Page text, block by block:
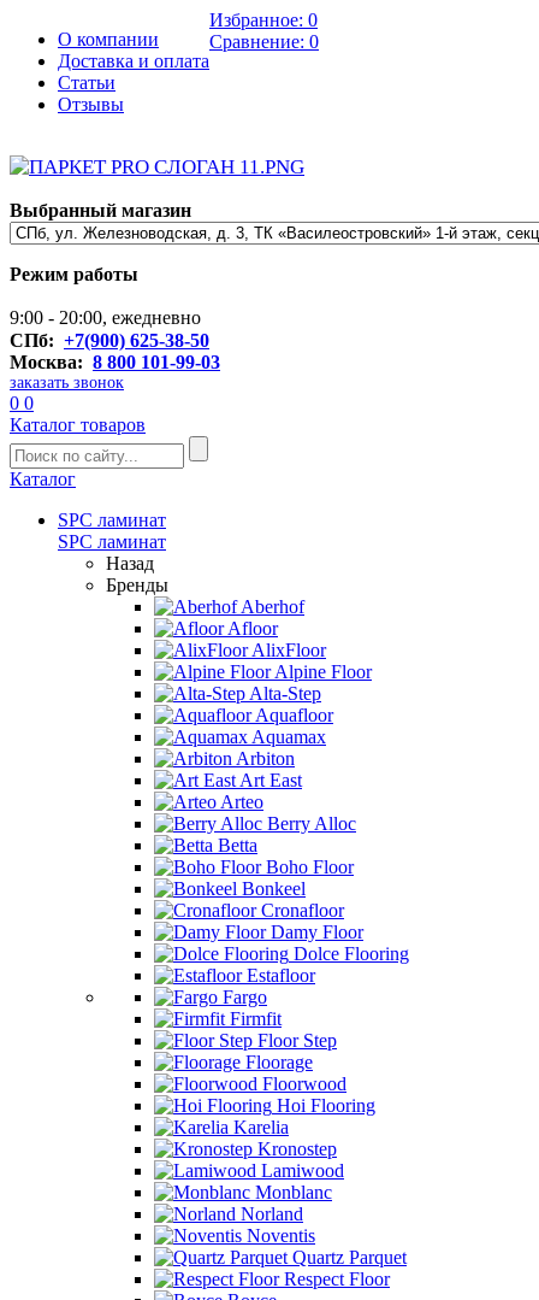
О компании
Доставка и оплата
Статьи
Отзывы
Избранное: 0
Сравнение: 0
Выбранный магазин
Режим работы
9:00 - 20:00, ежедневно
СПб: +7(900) 625-38-50
Москва: 8 800 101-99-03
заказать звонок
0 0
Каталог товаров
Каталог
SPC ламинат
SPC ламинат
Назад
Бренды
Aberhof
Afloor
AlixFloor
Alpine Floor
Alta-Step
Aquafloor
Aquamax
Arbiton
Art East
Arteo
Berry Alloc
Betta
Boho Floor
Bonkeel
Cronafloor
Damy Floor
Dolce Flooring
Estafloor
Fargo
Firmfit
Floor Step
Floorage
Floorwood
Hoi Flooring
Karelia
Kronostep
Lamiwood
Monblanc
Norland
Noventis
Quartz Parquet
Respect Floor